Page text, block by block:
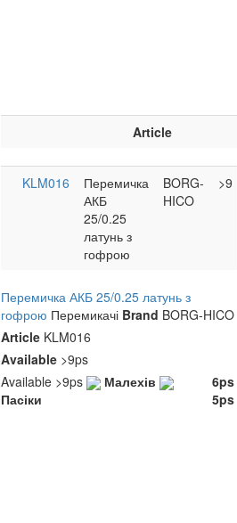
BrandTRUCKLINE
ArticleKO.07.028
Пасіки 1ps
Article
KLM016
Перемичка
АКБ
25/0.25
латунь з
гофрою
BORG-
HICO
>9
Перемичка АКБ 25/0.25 латунь з
гофрою Перемикачі Brand BORG-HICO
ArticleKLM016
Available>9ps
Available >9ps Малехів
6ps
Пасіки
5ps